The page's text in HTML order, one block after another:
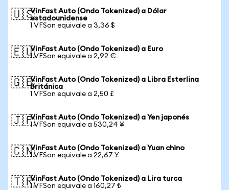
🇺🇸VinFast Auto (Ondo Tokenized) a Dólar
estadounidense
1 VFSon equivale a 3,36 $
🇪🇺VinFast Auto (Ondo Tokenized) a Euro
1 VFSon equivale a 2,92 €
🇬🇧VinFast Auto (Ondo Tokenized) a Libra Esterlina
Británica
1 VFSon equivale a 2,50 £
🇯🇵VinFast Auto (Ondo Tokenized) a Yen japonés
1 VFSon equivale a 530,24 ¥
🇨🇳VinFast Auto (Ondo Tokenized) a Yuan chino
1 VFSon equivale a 22,67 ¥
🇹🇷VinFast Auto (Ondo Tokenized) a Lira turca
1 VFSon equivale a 160,27 ₺